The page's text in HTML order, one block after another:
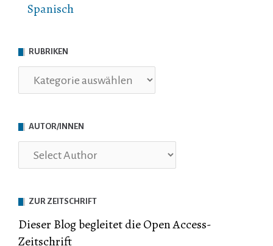
Spanisch
RUBRIKEN
Rubriken
AUTOR/INNEN
ZUR ZEITSCHRIFT
Dieser Blog begleitet die Open Access-
Zeitschrift